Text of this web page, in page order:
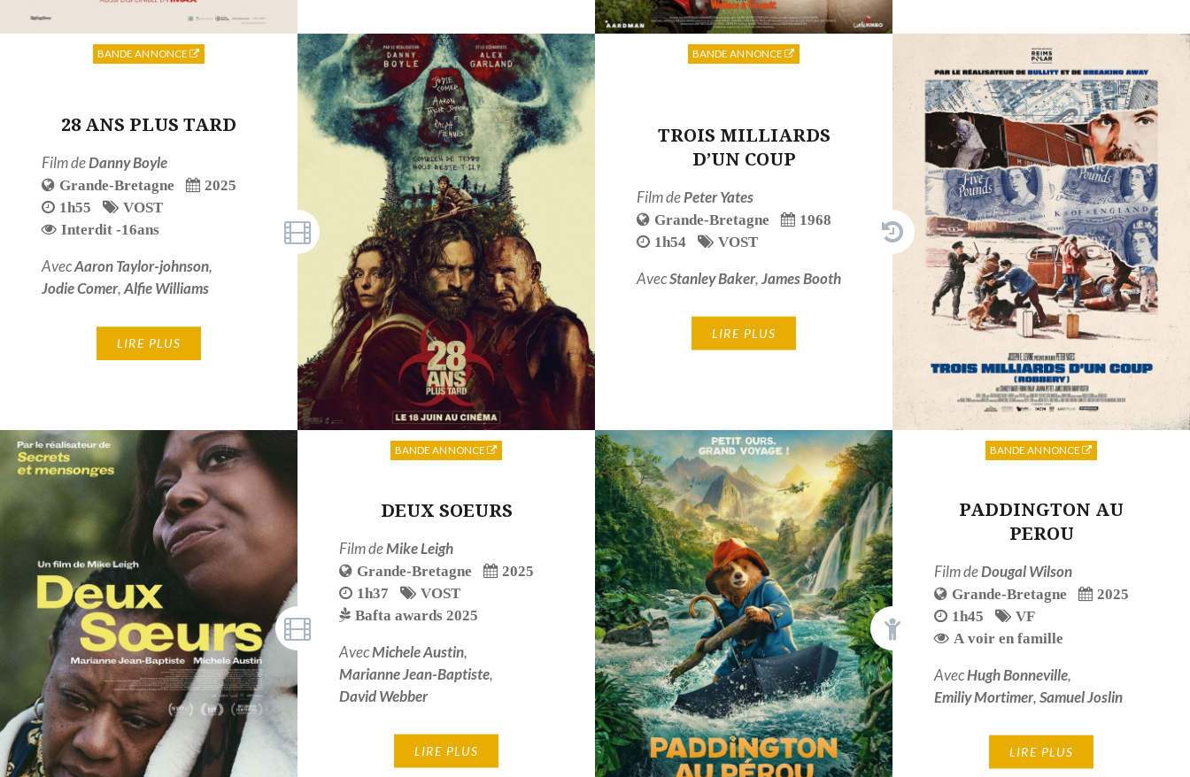
28 ANS PLUS TARD
Film deDanny Boyle
Grande-Bretagne
2025
1h55
VOST
Interdit -16ans
AvecAaron Taylor-johnson,
Jodie Comer,Alfie Williams
LIRE PLUS
BANDE ANNONCE
TROIS MILLIARDS
D’UN COUP
Film dePeter Yates
Grande-Bretagne
1968
1h54
VOST
AvecStanley Baker,James Booth
LIRE PLUS
BANDE ANNONCE
DEUX SOEURS
Film deMike Leigh
Grande-Bretagne
2025
1h37
VOST
Bafta awards 2025
AvecMichele Austin,
Marianne Jean-Baptiste,
David Webber
LIRE PLUS
BANDE ANNONCE
PADDINGTON AU
PEROU
Film deDougal Wilson
Grande-Bretagne
2025
1h45
VF
A voir en famille
AvecHugh Bonneville,
Emiliy Mortimer,Samuel Joslin
LIRE PLUS
BANDE ANNONCE